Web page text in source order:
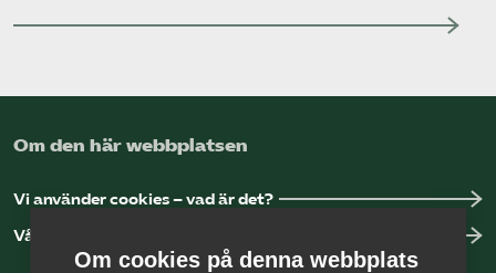
Om den här webbplatsen
Vi använder cookies – vad är det?
Vår dataskyddspolicy
Om cookies på denna webbplats